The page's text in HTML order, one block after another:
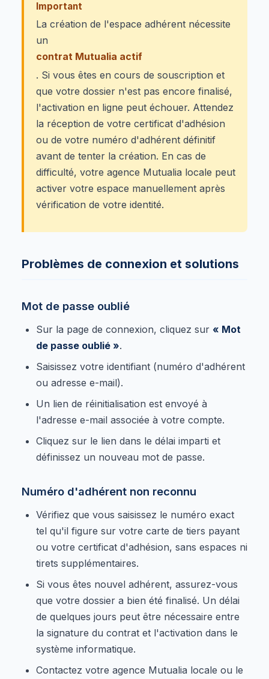
Important
La création de l'espace adhérent nécessite
un
contrat Mutualia actif
. Si vous êtes en cours de souscription et
que votre dossier n'est pas encore finalisé,
l'activation en ligne peut échouer. Attendez
la réception de votre certificat d'adhésion
ou de votre numéro d'adhérent définitif
avant de tenter la création. En cas de
difficulté, votre agence Mutualia locale peut
activer votre espace manuellement après
vérification de votre identité.
Problèmes de connexion et solutions
Mot de passe oublié
Sur la page de connexion, cliquez sur « Mot
de passe oublié ».
Saisissez votre identifiant (numéro d'adhérent
ou adresse e-mail).
Un lien de réinitialisation est envoyé à
l'adresse e-mail associée à votre compte.
Cliquez sur le lien dans le délai imparti et
définissez un nouveau mot de passe.
Numéro d'adhérent non reconnu
Vérifiez que vous saisissez le numéro exact
tel qu'il figure sur votre carte de tiers payant
ou votre certificat d'adhésion, sans espaces ni
tirets supplémentaires.
Si vous êtes nouvel adhérent, assurez-vous
que votre dossier a bien été finalisé. Un délai
de quelques jours peut être nécessaire entre
la signature du contrat et l'activation dans le
système informatique.
Contactez votre agence Mutualia locale ou le